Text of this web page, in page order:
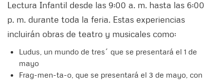
Lectura Infantil desde las 9:00 a. m. hasta las 6:00
p. m. durante toda la feria. Estas experiencias
incluirán obras de teatro y musicales como:
Ludus, un mundo de tres´ que se presentará el 1 de
mayo
Frag-men-ta-o, que se presentará el 3 de mayo, con